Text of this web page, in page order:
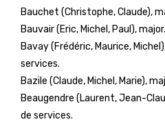
Bauchet (Christophe, Claude),
Bauvair (Eric, Michel, Paul),
Bavay (Frédéric, Maurice,
services.
Bazile (Claude, Michel, Marie),
Beaugendre (Laurent, Jean-
de services.